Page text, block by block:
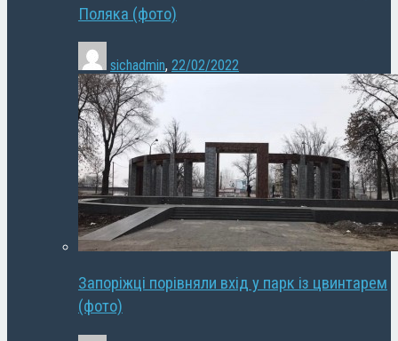
Поляка (фото)
sichadmin, 22/02/2022
Запоріжці порівняли вхід у парк із цвинтарем
(фото)